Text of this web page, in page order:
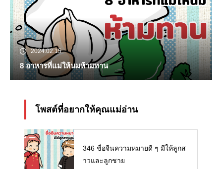
2024.02.15
8 อาหารที่แม่ให้นมห้ามทาน
โพสต์ที่อยากให้คุณแม่อ่าน
346 ชื่อจีนความหมายดี ๆ มีให้ลูกส
าวและลูกชาย